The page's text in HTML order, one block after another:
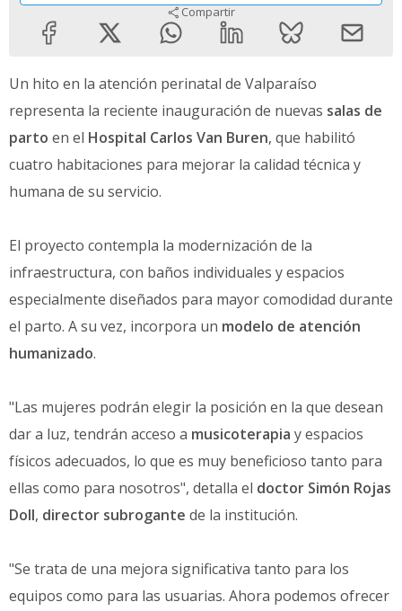
Compartir
Un hito en la atención perinatal de Valparaíso
representa la reciente inauguración de nuevas salas de
parto en el Hospital Carlos Van Buren, que habilitó
cuatro habitaciones para mejorar la calidad técnica y
humana de su servicio.
El proyecto contempla la modernización de la
infraestructura, con baños individuales y espacios
especialmente diseñados para mayor comodidad durante
el parto. A su vez, incorpora un modelo de atención
humanizado.
"Las mujeres podrán elegir la posición en la que desean
dar a luz, tendrán acceso a musicoterapia y espacios
físicos adecuados, lo que es muy beneficioso tanto para
ellas como para nosotros", detalla el doctor Simón Rojas
Doll, director subrogante de la institución.
"Se trata de una mejora significativa tanto para los
equipos como para las usuarias. Ahora podemos ofrecer